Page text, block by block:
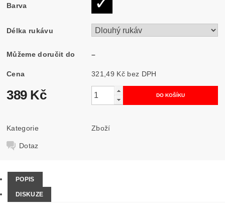
Barva
Délka rukávu
Můžeme doručit do –
Cena 321,49 Kč bez DPH
389 Kč
Kategorie Zboží
Dotaz
POPIS
DISKUZE